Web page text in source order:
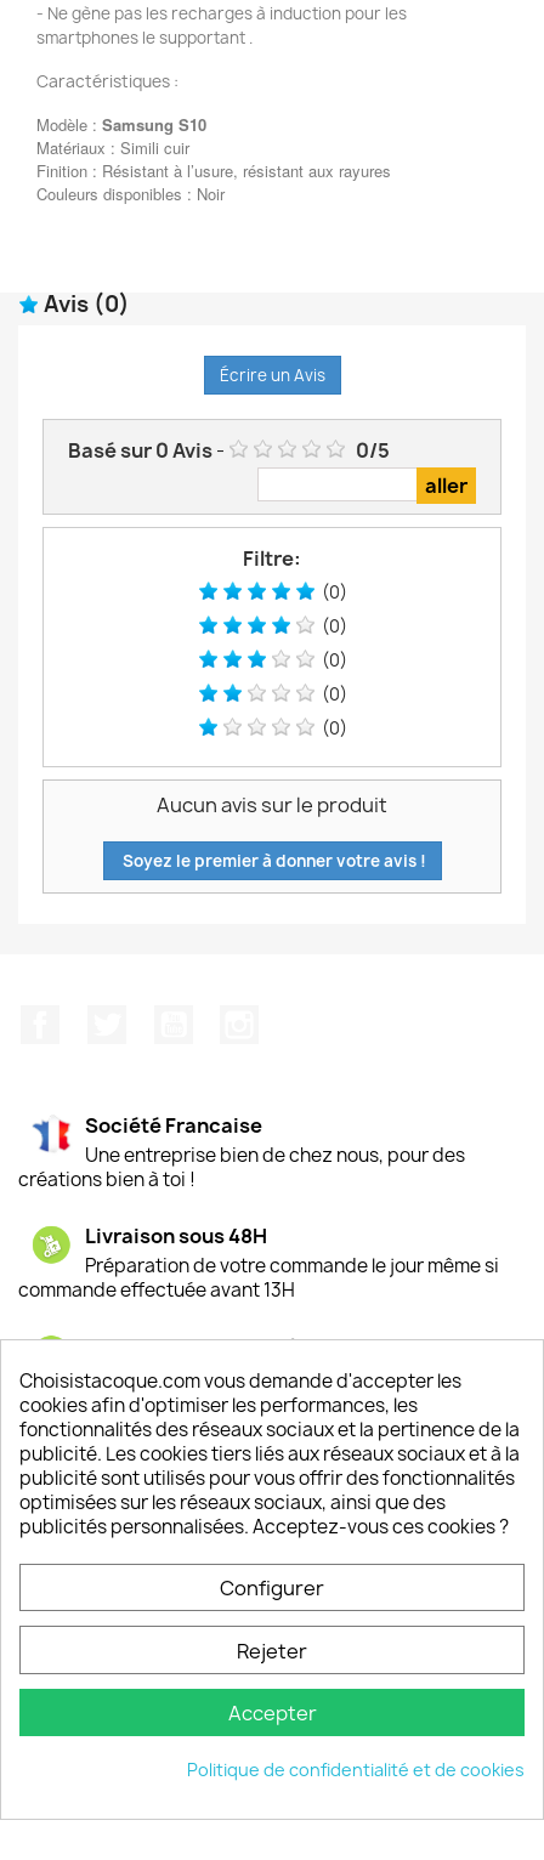
- Ne gène pas les recharges à induction pour les
smartphones le supportant .
Caractéristiques :
Modèle : Samsung S10
Matériaux : Simili cuir
Finition : Résistant à l’usure, résistant aux rayures
Couleurs disponibles : Noir
Avis (0)
Écrire un Avis
Basé sur0Avis- 0/5
Filtre:
(0)
(0)
(0)
(0)
(0)
Aucun avis sur le produit
Soyez le premier à donner votre avis !
Société Francaise
Une entreprise bien de chez nous, pour des
créations bien à toi !
Livraison sous 48H
Préparation de votre commande le jour même si
commande effectuée avant 13H
Satisfaction de nos clients
Depuis 2009, entre 92% et 94% de nos clients
sont satisfaits de nos produits
Un SAV à votre écoute
Notre SAV est disponible 6/7J de 10h à 18H
keyboard_arrow_down
© 2026 - choisistacoque.com
Choisistacoque.com vous demande d'accepter les
cookies afin d'optimiser les performances, les
fonctionnalités des réseaux sociaux et la pertinence de la
publicité. Les cookies tiers liés aux réseaux sociaux et à la
publicité sont utilisés pour vous offrir des fonctionnalités
optimisées sur les réseaux sociaux, ainsi que des
publicités personnalisées. Acceptez-vous ces cookies ?
Configurer
Rejeter
Accepter
Politique de confidentialité et de cookies